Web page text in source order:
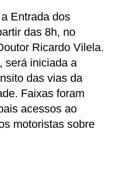
Entrada dos
das 8h, no
Ricardo Vilela.
será iniciada a
das vias da
Faixas foram
acessos ao
motoristas sobre